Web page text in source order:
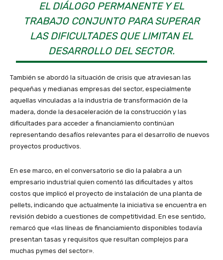
EL DIÁLOGO PERMANENTE Y EL
TRABAJO CONJUNTO PARA SUPERAR
LAS DIFICULTADES QUE LIMITAN EL
DESARROLLO DEL SECTOR.
También se abordó la situación de crisis que atraviesan las
pequeñas y medianas empresas del sector, especialmente
aquellas vinculadas a la industria de transformación de la
madera, donde la desaceleración de la construcción y las
dificultades para acceder a financiamiento continúan
representando desafíos relevantes para el desarrollo de nuevos
proyectos productivos.
En ese marco, en el conversatorio se dio la palabra a un
empresario industrial quien comentó las dificultades y altos
costos que implicó el proyecto de instalación de una planta de
pellets, indicando que actualmente la iniciativa se encuentra en
revisión debido a cuestiones de competitividad. En ese sentido,
remarcó que «las líneas de financiamiento disponibles todavía
presentan tasas y requisitos que resultan complejos para
muchas pymes del sector».